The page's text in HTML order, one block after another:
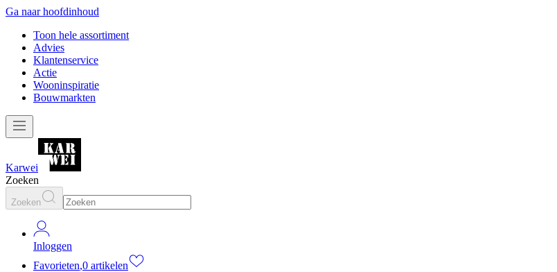
Ga naar hoofdinhoud
Toon hele assortiment
Advies
Klantenservice
Actie
Wooninspiratie
Bouwmarkten
Karwei
Zoeken
Zoeken
Inloggen
Favorieten,0 artikelen